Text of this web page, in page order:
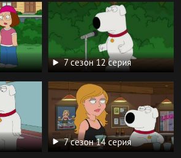
7 сезон 12 серия
7 сезон 14 серия